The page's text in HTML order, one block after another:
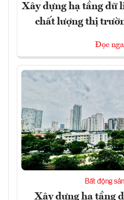
Xây dựng hạ tầng dữ
chất lượng thị
Đọc
Bất động sản
Xây dựng hạ tầng